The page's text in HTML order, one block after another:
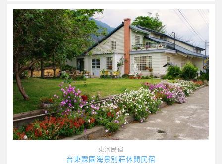
東河民宿
台東霖園海景別莊休閒民宿